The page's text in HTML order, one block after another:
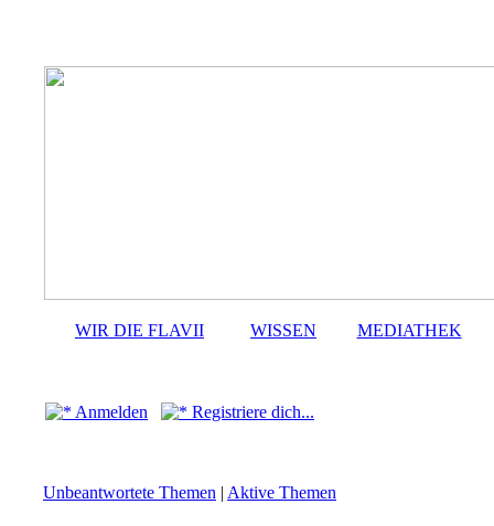
WIR DIE FLAVII WISSEN MEDIATHEK
Anmelden Registriere dich...
Unbeantwortete Themen | Aktive Themen